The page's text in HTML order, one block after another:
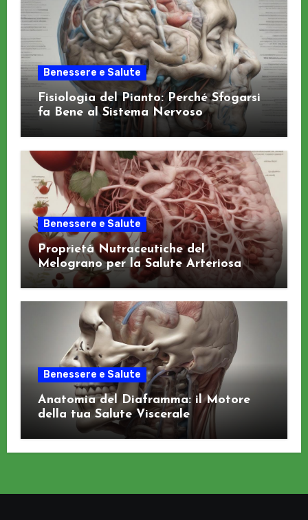
Benessere e Salute
Fisiologia del Pianto: Perché Sfogarsi
fa Bene al Sistema Nervoso
Benessere e Salute
Proprietà Nutraceutiche del
Melograno per la Salute Arteriosa
Benessere e Salute
Anatomia del Diaframma: il Motore
della tua Salute Viscerale